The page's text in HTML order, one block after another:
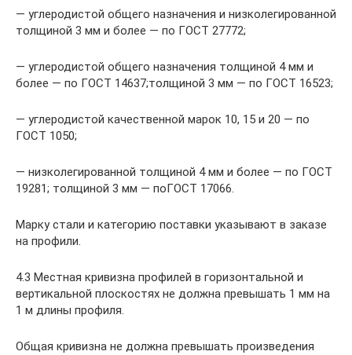
— углеродистой общего назначения и низколегированной
толщиной 3 мм и более — по ГОСТ 27772;
— углеродистой общего назначения толщиной 4 мм и
более — по ГОСТ 14637;толщиной 3 мм — по ГОСТ 16523;
— углеродистой качественной марок 10, 15 и 20 — по
ГОСТ 1050;
— низколегированной толщиной 4 мм и более — по ГОСТ
19281; толщиной 3 мм — поГОСТ 17066.
Марку стали и категорию поставки указывают в заказе
на профили.
4.3 Местная кривизна профилей в горизонтальной и
вертикальной плоскостях не должна превышать 1 мм на
1 м длины профиля.
Общая кривизна не должна превышать произведения